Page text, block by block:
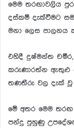
මෙම තරඟාවලිය
දස්කම් දැක්වීමට
මනා ලෙස පාලනය
එහිදී දුෂ්මන්ත චමීර,
කරුණාරත්න ඇතුළු
තණතීරු වල දැක් වූ
මේ අතර මෙම තරඟ
පන්දු පුහුණු